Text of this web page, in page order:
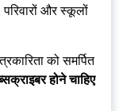
और स्कूलों
को समर्पित
होने चाहिए